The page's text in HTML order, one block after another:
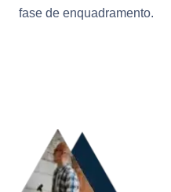
fase de enquadramento.